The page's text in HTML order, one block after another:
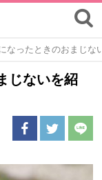
なったときのおまじな
じないを紹